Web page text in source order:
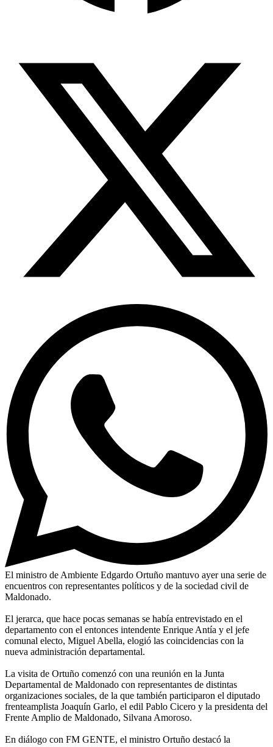
El ministro de Ambiente Edgardo Ortuño mantuvo ayer una serie de
encuentros con representantes políticos y de la sociedad civil de
Maldonado.
El jerarca, que hace pocas semanas se había entrevistado en el
departamento con el entonces intendente Enrique Antía y el jefe
comunal electo, Miguel Abella, elogió las coincidencias con la
nueva administración departamental.
La visita de Ortuño comenzó con una reunión en la Junta
Departamental de Maldonado con representantes de distintas
organizaciones sociales, de la que también participaron el diputado
frenteamplista Joaquín Garlo, el edil Pablo Cicero y la presidenta del
Frente Amplio de Maldonado, Silvana Amoroso.
En diálogo con FM GENTE, el ministro Ortuño destacó la